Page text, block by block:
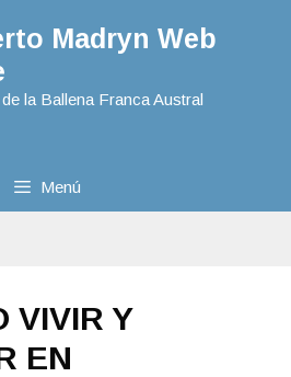
Madryn Web
la Ballena Franca Austral
Menú
VIVIR Y
EN